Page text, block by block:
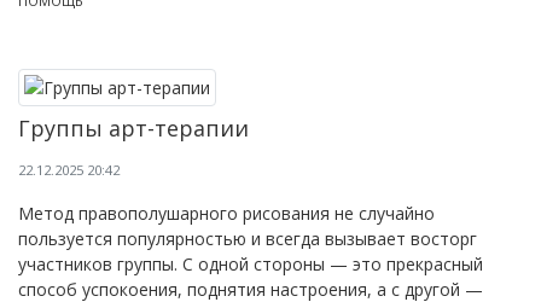
Группы арт-терапии
22.12.2025 20:42
Метод правополушарного рисования не случайно
пользуется популярностью и всегда вызывает восторг
участников группы. С одной стороны — это прекрасный
способ успокоения, поднятия настроения, а с другой —